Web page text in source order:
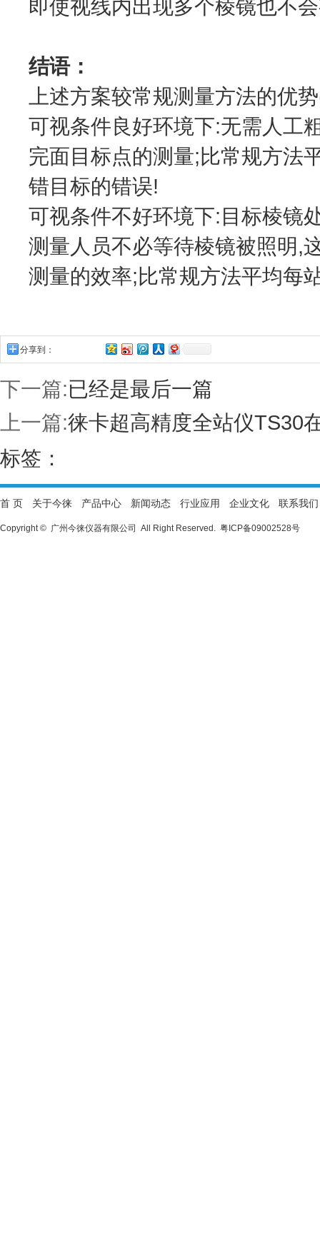
即使视线内出现多个棱镜也不
结语：
上述方案较常规测量方法的优
可视条件良好环境下:无需人工
完面目标点的测量;比常规方法
错目标的错误!
可视条件不好环境下:目标棱镜
测量人员不必等待棱镜被照明,
测量的效率;比常规方法平均每
分享到：
下一篇:已经是最后一篇
上一篇:徕卡超高精度全站仪TS30
标签：
首 页 关于今徕 产品中心 新闻动态 行业应用 企业文化 联系我们
Copyright © 广州今徕仪器有限公司 All Right Reserved. 粤ICP备09002528号